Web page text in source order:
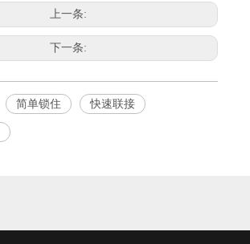
上一条:
下一条:
简单锁住 快速联接